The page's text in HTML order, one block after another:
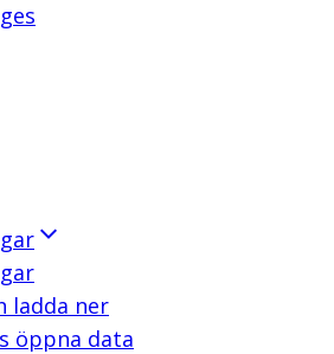
ladda ner
öppna data